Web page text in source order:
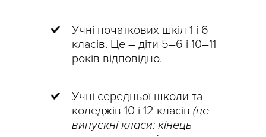
Учні початкових шкіл 1 і 6
класів. Це – діти 5–6 і 10–11
років відповідно.
Учні середньої школи та
коледжів 10 і 12 класів (це
випускні класи: кінець